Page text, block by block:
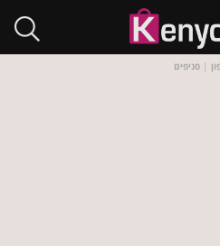
| סניפים